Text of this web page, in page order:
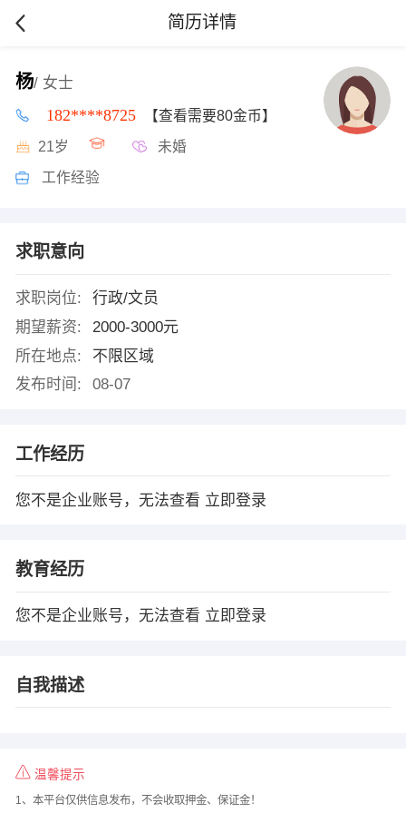
简历详情
杨/ 女士
182****8725 【查看需要80金币】
21岁 未婚
工作经验
求职意向
求职岗位:
行政/文员
期望薪资:
2000-3000元
所在地点:
不限区域
发布时间:
08-07
工作经历
您不是企业账号，无法查看 立即登录
教育经历
您不是企业账号，无法查看 立即登录
自我描述
温馨提示
1、本平台仅供信息发布，不会收取押金、保证金！